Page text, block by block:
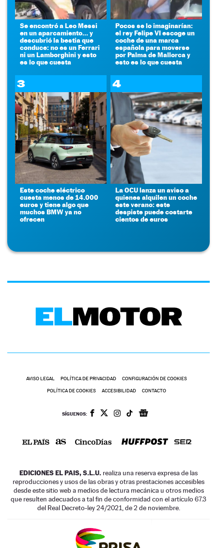
Se encontró a Leo Messi
en un aparcamiento... y
descubrió la bestia que
conduce: no es un Ferrari
ni un Lamborghini y esto
es lo que cuesta
Pocos se lo imaginarían:
el rey Felipe VI escoge un
coche de una marca
española para moverse
por Palma de Mallorca y
esto es lo que cuesta
3
Este coche eléctrico
cuesta menos de 14.000
euros y tiene algo que
muchos BMW ya no
ofrecen
4
La OCU lanza un aviso a
quienes alquilen un coche
este verano: este
despiste puede costarte
cientos de euros
AVISO LEGAL POLÍTICA DE PRIVACIDAD CONFIGURACIÓN DE COOKIES
POLÍTICA DE COOKIES ACCESIBILIDAD CONTACTO
SÍGUENOS:
EDICIONES EL PAIS, S.L.U. realiza una reserva expresa de las
reproducciones y usos de las obras y otras prestaciones accesibles
desde este sitio web a medios de lectura mecánica u otros medios
que resulten adecuados a tal fin de conformidad con el artículo 67.3
del Real Decreto-ley 24/2021, de 2 de noviembre.